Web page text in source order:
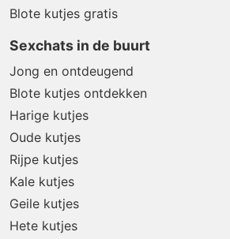
Blote kutjes gratis
Sexchats in de buurt
Jong en ontdeugend
Blote kutjes ontdekken
Harige kutjes
Oude kutjes
Rijpe kutjes
Kale kutjes
Geile kutjes
Hete kutjes